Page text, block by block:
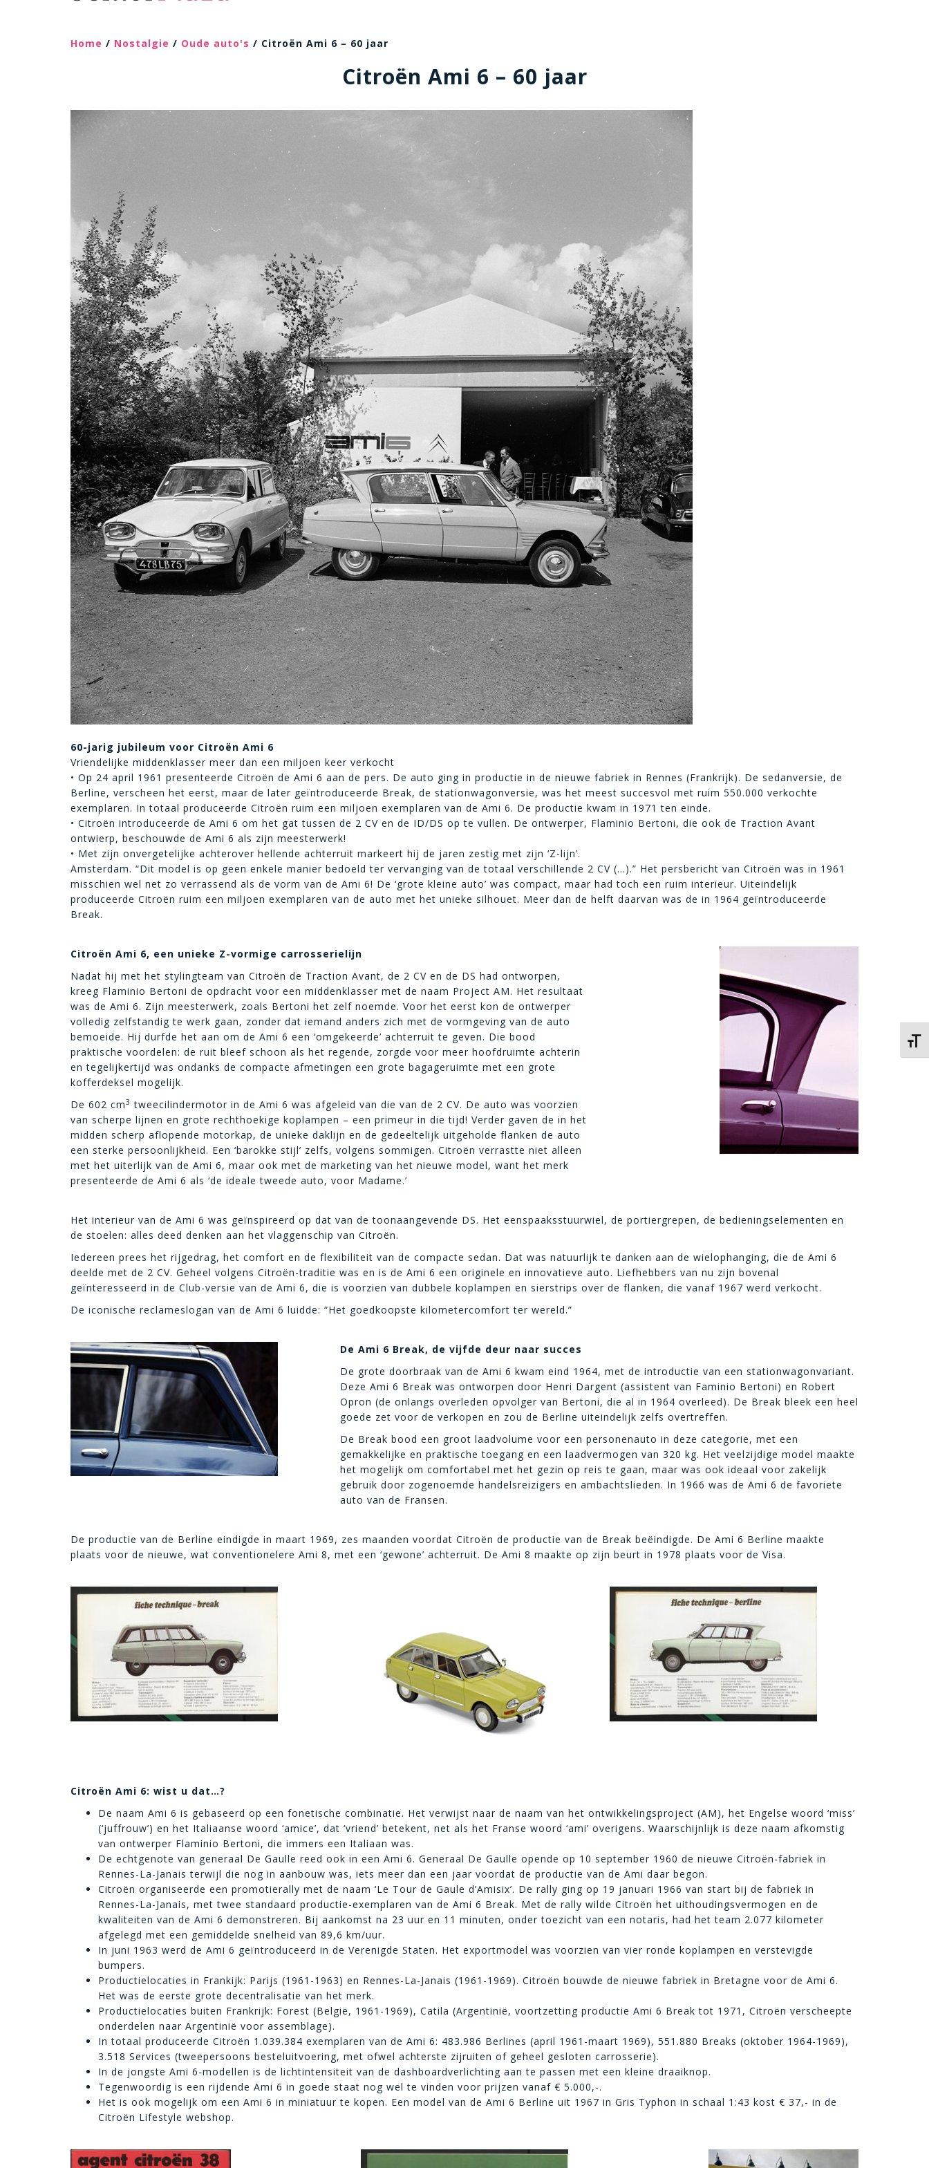
Home / Nostalgie / Oude auto's / Citroën Ami 6 – 60 jaar
Citroën Ami 6 – 60 jaar
60-jarig jubileum voor Citroën Ami 6
Vriendelijke middenklasser meer dan een miljoen keer verkocht
• Op 24 april 1961 presenteerde Citroën de Ami 6 aan de pers. De auto ging in productie in de nieuwe fabriek in Rennes (Frankrijk). De sedanversie, de
Berline, verscheen het eerst, maar de later geïntroduceerde Break, de stationwagonversie, was het meest succesvol met ruim 550.000 verkochte
exemplaren. In totaal produceerde Citroën ruim een miljoen exemplaren van de Ami 6. De productie kwam in 1971 ten einde.
• Citroën introduceerde de Ami 6 om het gat tussen de 2 CV en de ID/DS op te vullen. De ontwerper, Flaminio Bertoni, die ook de Traction Avant
ontwierp, beschouwde de Ami 6 als zijn meesterwerk!
• Met zijn onvergetelijke achterover hellende achterruit markeert hij de jaren zestig met zijn ‘Z-lijn’.
Amsterdam. “Dit model is op geen enkele manier bedoeld ter vervanging van de totaal verschillende 2 CV (…).” Het persbericht van Citroën was in 1961
misschien wel net zo verrassend als de vorm van de Ami 6! De ‘grote kleine auto’ was compact, maar had toch een ruim interieur. Uiteindelijk
produceerde Citroën ruim een miljoen exemplaren van de auto met het unieke silhouet. Meer dan de helft daarvan was de in 1964 geïntroduceerde
Break.
Citroën Ami 6, een unieke Z-vormige carrosserielijn
Nadat hij met het stylingteam van Citroën de Traction Avant, de 2 CV en de DS had ontworpen,
kreeg Flaminio Bertoni de opdracht voor een middenklasser met de naam Project AM. Het resultaat
was de Ami 6. Zijn meesterwerk, zoals Bertoni het zelf noemde. Voor het eerst kon de ontwerper
volledig zelfstandig te werk gaan, zonder dat iemand anders zich met de vormgeving van de auto
bemoeide. Hij durfde het aan om de Ami 6 een ‘omgekeerde’ achterruit te geven. Die bood
praktische voordelen: de ruit bleef schoon als het regende, zorgde voor meer hoofdruimte achterin
en tegelijkertijd was ondanks de compacte afmetingen een grote bagageruimte met een grote
kofferdeksel mogelijk.
De 602 cm3 tweecilindermotor in de Ami 6 was afgeleid van die van de 2 CV. De auto was voorzien
van scherpe lijnen en grote rechthoekige koplampen – een primeur in die tijd! Verder gaven de in het
midden scherp aflopende motorkap, de unieke daklijn en de gedeeltelijk uitgeholde flanken de auto
een sterke persoonlijkheid. Een ‘barokke stijl’ zelfs, volgens sommigen. Citroën verrastte niet alleen
met het uiterlijk van de Ami 6, maar ook met de marketing van het nieuwe model, want het merk
presenteerde de Ami 6 als ‘de ideale tweede auto, voor Madame.’
Het interieur van de Ami 6 was geïnspireerd op dat van de toonaangevende DS. Het eenspaaksstuurwiel, de portiergrepen, de bedieningselementen en
de stoelen: alles deed denken aan het vlaggenschip van Citroën.
Iedereen prees het rijgedrag, het comfort en de flexibiliteit van de compacte sedan. Dat was natuurlijk te danken aan de wielophanging, die de Ami 6
deelde met de 2 CV. Geheel volgens Citroën-traditie was en is de Ami 6 een originele en innovatieve auto. Liefhebbers van nu zijn bovenal
geïnteresseerd in de Club-versie van de Ami 6, die is voorzien van dubbele koplampen en sierstrips over de flanken, die vanaf 1967 werd verkocht.
De iconische reclameslogan van de Ami 6 luidde: “Het goedkoopste kilometercomfort ter wereld.”
De Ami 6 Break, de vijfde deur naar succes
De grote doorbraak van de Ami 6 kwam eind 1964, met de introductie van een stationwagonvariant.
Deze Ami 6 Break was ontworpen door Henri Dargent (assistent van Faminio Bertoni) en Robert
Opron (de onlangs overleden opvolger van Bertoni, die al in 1964 overleed). De Break bleek een heel
goede zet voor de verkopen en zou de Berline uiteindelijk zelfs overtreffen.
De Break bood een groot laadvolume voor een personenauto in deze categorie, met een
gemakkelijke en praktische toegang en een laadvermogen van 320 kg. Het veelzijdige model maakte
het mogelijk om comfortabel met het gezin op reis te gaan, maar was ook ideaal voor zakelijk
gebruik door zogenoemde handelsreizigers en ambachtslieden. In 1966 was de Ami 6 de favoriete
auto van de Fransen.
De productie van de Berline eindigde in maart 1969, zes maanden voordat Citroën de productie van de Break beëindigde. De Ami 6 Berline maakte
plaats voor de nieuwe, wat conventionelere Ami 8, met een ‘gewone’ achterruit. De Ami 8 maakte op zijn beurt in 1978 plaats voor de Visa.
Citroën Ami 6: wist u dat…?
De naam Ami 6 is gebaseerd op een fonetische combinatie. Het verwijst naar de naam van het ontwikkelingsproject (AM), het Engelse woord ‘miss’
(‘juffrouw’) en het Italiaanse woord ‘amice’, dat ‘vriend’ betekent, net als het Franse woord ‘ami’ overigens. Waarschijnlijk is deze naam afkomstig
van ontwerper Flaminio Bertoni, die immers een Italiaan was.
De echtgenote van generaal De Gaulle reed ook in een Ami 6. Generaal De Gaulle opende op 10 september 1960 de nieuwe Citroën-fabriek in
Rennes-La-Janais terwijl die nog in aanbouw was, iets meer dan een jaar voordat de productie van de Ami daar begon.
Citroën organiseerde een promotierally met de naam ‘Le Tour de Gaule d’Amisix’. De rally ging op 19 januari 1966 van start bij de fabriek in
Rennes-La-Janais, met twee standaard productie-exemplaren van de Ami 6 Break. Met de rally wilde Citroën het uithoudingsvermogen en de
kwaliteiten van de Ami 6 demonstreren. Bij aankomst na 23 uur en 11 minuten, onder toezicht van een notaris, had het team 2.077 kilometer
afgelegd met een gemiddelde snelheid van 89,6 km/uur.
In juni 1963 werd de Ami 6 geïntroduceerd in de Verenigde Staten. Het exportmodel was voorzien van vier ronde koplampen en verstevigde
bumpers.
Productielocaties in Frankijk: Parijs (1961-1963) en Rennes-La-Janais (1961-1969). Citroën bouwde de nieuwe fabriek in Bretagne voor de Ami 6.
Het was de eerste grote decentralisatie van het merk.
Productielocaties buiten Frankrijk: Forest (België, 1961-1969), Catila (Argentinië, voortzetting productie Ami 6 Break tot 1971, Citroën verscheepte
onderdelen naar Argentinië voor assemblage).
In totaal produceerde Citroën 1.039.384 exemplaren van de Ami 6: 483.986 Berlines (april 1961-maart 1969), 551.880 Breaks (oktober 1964-1969),
3.518 Services (tweepersoons besteluitvoering, met ofwel achterste zijruiten of geheel gesloten carrosserie).
In de jongste Ami 6-modellen is de lichtintensiteit van de dashboardverlichting aan te passen met een kleine draaiknop.
Tegenwoordig is een rijdende Ami 6 in goede staat nog wel te vinden voor prijzen vanaf € 5.000,-.
Het is ook mogelijk om een Ami 6 in miniatuur te kopen. Een model van de Ami 6 Berline uit 1967 in Gris Typhon in schaal 1:43 kost € 37,- in de
Citroën Lifestyle webshop.